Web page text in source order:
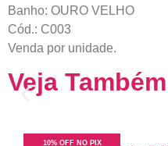
Banho: OURO VELHO
Cód.: C003
Venda por unidade.
Veja
10% OFF NO PIX